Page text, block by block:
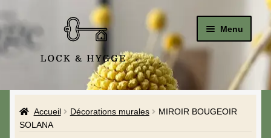
Menu
Le Studio
Accueil Décorations murales
MIROIR BOUGEOIR
SOLANA